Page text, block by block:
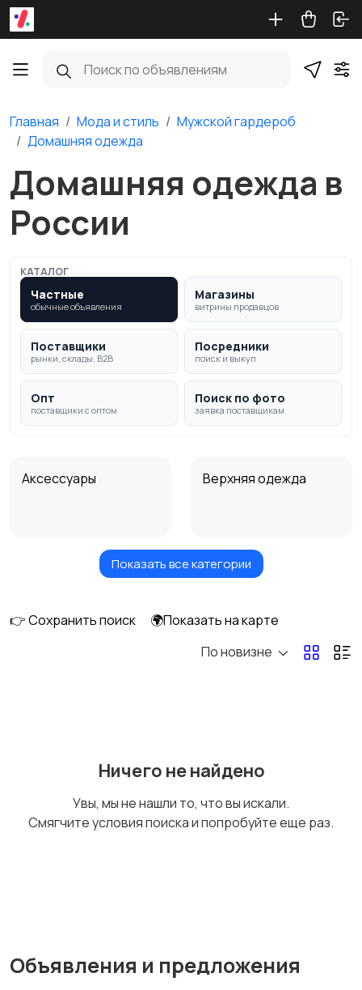
Главная Мода и стиль
Мужской гардероб
Домашняя одежда
Домашняя одежда в
России
КАТАЛОГ
Частные
обычные объявления
Магазины
витрины продавцов
Поставщики
рынки, склады, B2B
Посредники
поиск и выкуп
Опт
поставщики с оптом
Поиск по фото
заявка поставщикам
Аксессуары Верхняя одежда
Головные уборы Домашняя одежда
Показать все категории
👉 Сохранить поиск
🌍Показать на карте
По новизне
Ничего не найдено
Увы, мы не нашли то, что вы искали.
Смягчите условия поиска и попробуйте еще раз.
Объявления и предложения